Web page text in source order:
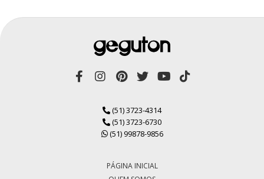
(51) 3723-4314
(51) 3723-6730
(51) 99878-9856
PÁGINA INICIAL